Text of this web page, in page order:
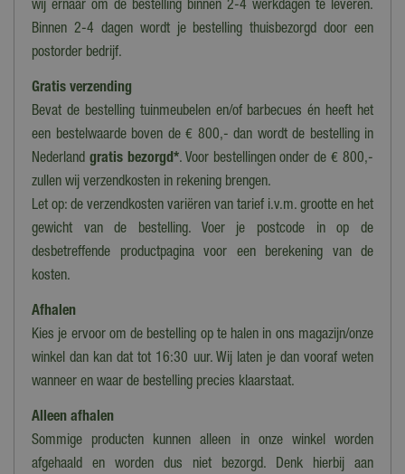
wij ernaar om de bestelling binnen 2-4 werkdagen te leveren.
Binnen 2-4 dagen wordt je bestelling thuisbezorgd door een
postorder bedrijf.
Gratis verzending
Bevat de bestelling tuinmeubelen en/of barbecues én heeft het
een bestelwaarde boven de € 800,- dan wordt de bestelling in
Nederland gratis bezorgd*. Voor bestellingen onder de € 800,-
zullen wij verzendkosten in rekening brengen.
Let op: de verzendkosten variëren van tarief i.v.m. grootte en het
gewicht van de bestelling. Voer je postcode in op de
desbetreffende productpagina voor een berekening van de
kosten.
Afhalen
Kies je ervoor om de bestelling op te halen in ons magazijn/onze
winkel dan kan dat tot 16:30 uur. Wij laten je dan vooraf weten
wanneer en waar de bestelling precies klaarstaat.
Alleen afhalen
Sommige producten kunnen alleen in onze winkel worden
afgehaald en worden dus niet bezorgd. Denk hierbij aan